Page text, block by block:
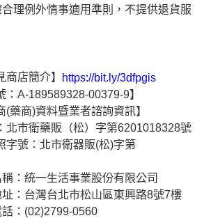
理例外情事適用準則，不提供退貨服
商店簡介】
https://bit.ly/3dfpgis
：A-189589328-00379-9】
(藥商)資料暨業者諮詢資訊】
北市衛藥販（松）字第6201018328號
字號：北市衛器販(松)字第
：統一生活事業股份有限公司
：台灣台北市松山區東興路8號7樓
：(02)2799-0560